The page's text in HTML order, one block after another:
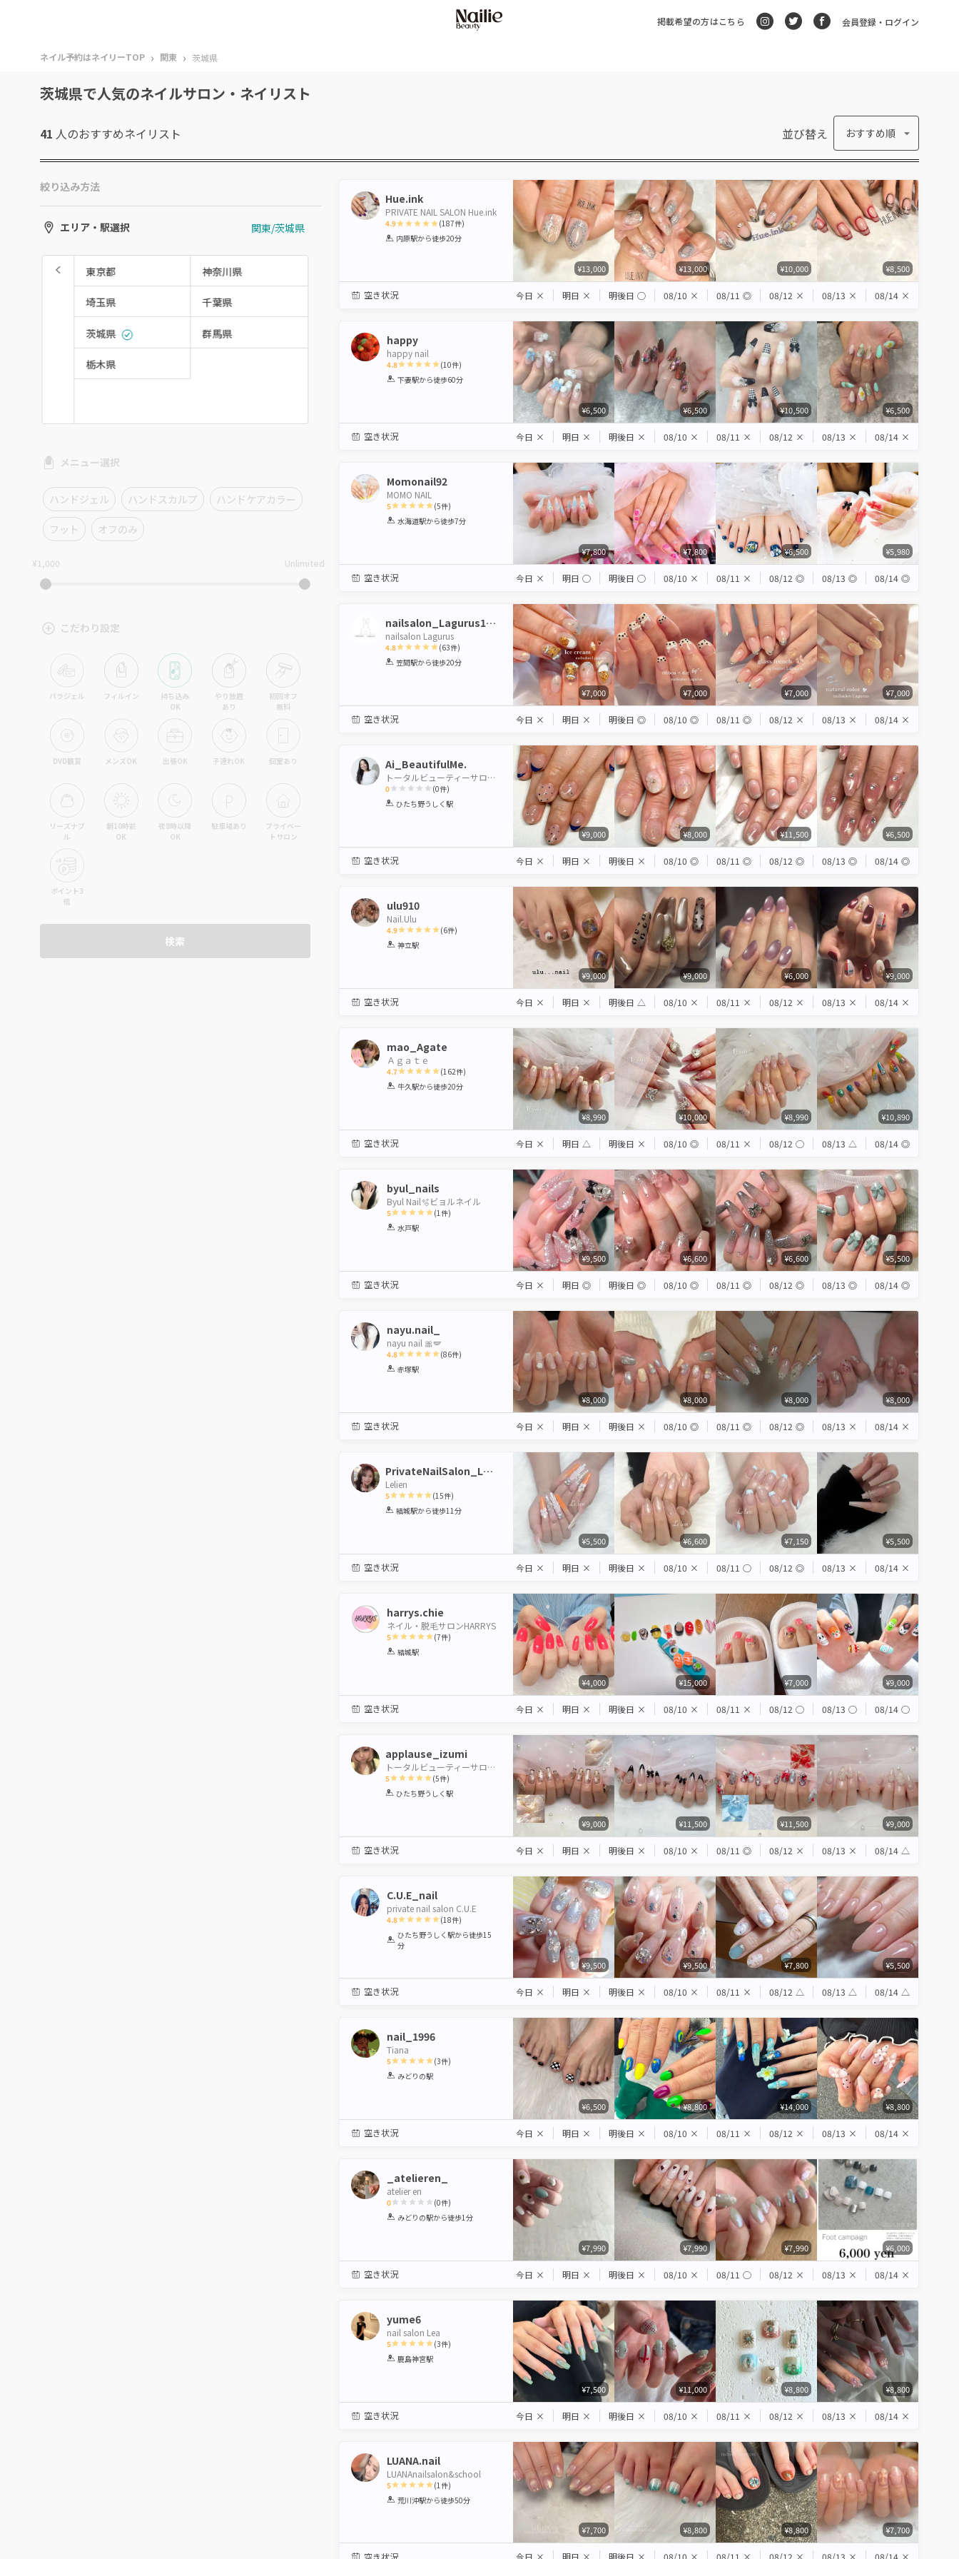
掲載希望の方はこちら 会員登録・ログイン
ネイル予約はネイリーTOP › 関東 › 茨城県
茨城県で人気のネイルサロン・ネイリスト
41 人のおすすめネイリスト 並び替え おすすめ順
絞り込み方法
エリア・駅選択 関東/茨城県
東京都 神奈川県
埼玉県 千葉県
茨城県 群馬県
栃木県
エリアから選ぶ
メニュー選択
ハンドジェル ハンドスカルプ ハンドケアカラー
フット オフのみ
¥1,000 Unlimited
こだわり設定
パラジェル フィルイン
持ち込み
OK
やり放題
あり
初回オフ
無料
DVD観賞 メンズOK 出張OK 子連れOK 個室あり
リーズナブ
ル
朝10時前
OK
夜8時以降
OK
駐車場あり
プライベー
トサロン
ポイント3
倍
検索
Hue.ink
PRIVATE NAIL SALON Hue.ink
4.9
1 2 3 4 5
(187件)
内原駅から徒歩20分
¥13,000 ¥13,000 ¥10,000 ¥8,500
空き状況 今日 × 明日 × 明後日 ◯ 08/10 × 08/11 ◎ 08/12 × 08/13 × 08/14 ×
happy
happy nail
4.8
1 2 3 4 5
(10件)
下妻駅から徒歩60分
¥6,500 ¥6,500 ¥10,500 ¥6,500
空き状況 今日 × 明日 × 明後日 × 08/10 × 08/11 × 08/12 × 08/13 × 08/14 ×
Momonail92
MOMO NAIL
5
1 2 3 4 5
(5件)
水海道駅から徒歩7分
¥7,800 ¥7,800 ¥6,500 ¥5,980
空き状況 今日 × 明日 ◯ 明後日 ◯ 08/10 × 08/11 × 08/12 ◎ 08/13 ◎ 08/14 ◎
nailsalon_Lagurus1229
nailsalon Lagurus
4.8
1 2 3 4 5
(63件)
笠間駅から徒歩20分
¥7,000 ¥7,000 ¥7,000 ¥7,000
空き状況 今日 × 明日 × 明後日 ◎ 08/10 ◎ 08/11 ◎ 08/12 × 08/13 × 08/14 ×
Ai_BeautifulMe.
トータルビューティーサロンBeautiful Me,牛久店
0
1 2 3 4 5
(0件)
ひたち野うしく駅
¥9,000 ¥8,000 ¥11,500 ¥6,500
空き状況 今日 × 明日 × 明後日 × 08/10 ◎ 08/11 ◎ 08/12 ◎ 08/13 ◎ 08/14 ◎
ulu910
Nail.Ulu
4.9
1 2 3
(6件)
神立駅
¥9,000 ¥9,000 ¥6,000 ¥9,000
空き状況 今日 × 明日 × 明後日 △ 08/10 × 08/11 × 08/12 × 08/13 × 08/14 ×
mao_Agate
Ａｇａｔｅ
4.7
1 2 3 4 5
(162件)
牛久駅から徒歩20分
¥8,990 ¥10,000 ¥8,990 ¥10,890
空き状況 今日 × 明日 △ 明後日 × 08/10 ◎ 08/11 × 08/12 ◯ 08/13 △ 08/14 ◎
byul_nails
Byul Nail🫧ビョルネイル
5
1 2 3 4
(1 件)
水戸駅
¥9,500 ¥6,600 ¥6,600 ¥5,500
空き状況 今日 × 明日 ◎ 明後日 ◎ 08/10 ◎ 08/11 ◎ 08/12 ◎ 08/13 ◎ 08/14 ◎
nayu.nail_
nayu nail 🎀🪽
4.8
1 2 3
(86件)
赤塚駅
¥8,000 ¥8,000 ¥8,000 ¥8,000
空き状況 今日 × 明日 × 明後日 × 08/10 ◎ 08/11 ◎ 08/12 ◎ 08/13 × 08/14 ×
PrivateNailSalon_Lelien
Lelien
5
1 2 3 4 5
(15件)
結城駅から徒歩11分
¥5,500 ¥6,600 ¥7,150 ¥5,500
空き状況 今日 × 明日 × 明後日 × 08/10 × 08/11 ◯ 08/12 ◎ 08/13 × 08/14 ×
harrys.chie
ネイル・脱毛サロンHARRYS
5
1 2 3 4
(7件)
結城駅
¥4,000 ¥15,000 ¥7,000 ¥9,000
空き状況 今日 × 明日 × 明後日 × 08/10 × 08/11 × 08/12 ◯ 08/13 ◯ 08/14 ◯
applause_izumi
トータルビューティーサロンBeautiful Me,牛久店
5
1 2 3 4 5
(5件)
ひたち野うしく駅
¥9,000 ¥11,500 ¥11,500 ¥9,000
空き状況 今日 × 明日 × 明後日 × 08/10 × 08/11 ◎ 08/12 × 08/13 × 08/14 △
C.U.E_nail
private nail salon C.U.E
4.8
1
Star
2 3 4 5
(18件)
ひたち野うしく駅から徒歩15
分
¥9,500 ¥9,500 ¥7,800 ¥5,500
空き状況 今日 × 明日 × 明後日 × 08/10 × 08/11 × 08/12 △ 08/13 △ 08/14 △
nail_1996
Tiana
5
1 2 3 4 5
(3件)
みどりの駅
¥6,500 ¥8,800 ¥14,000 ¥8,800
空き状況 今日 × 明日 × 明後日 × 08/10 × 08/11 × 08/12 × 08/13 × 08/14 ×
_atelieren_
atelier en
0
1 2 3 4 5
(0件)
みどりの駅から徒歩1分
¥7,990 ¥7,990 ¥7,990 ¥6,000
空き状況 今日 × 明日 × 明後日 × 08/10 × 08/11 ◯ 08/12 × 08/13 × 08/14 ×
yume6
nail salon Lea
5
1 2 3 4 5
(3件)
鹿島神宮駅
¥7,500 ¥11,000 ¥8,800 ¥8,800
空き状況 今日 × 明日 × 明後日 × 08/10 × 08/11 × 08/12 × 08/13 × 08/14 ×
LUANA.nail
LUANAnailsalon&school
5
1 2 3 4 5
(1 件)
荒川沖駅から徒歩50分
¥7,700 ¥8,800 ¥8,800 ¥7,700
空き状況